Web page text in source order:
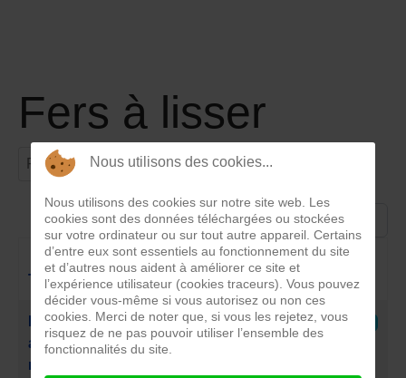
Fers à lisser
Filtrer par titre Filtre Effacer
Afficher #
Titre
Date de
publication
Clics
RCA 165 : Un fer à repasser
avec une semelle de fer à
repasser défaillante
13
Décembre
5378
Nous utilisons des cookies...
Nous utilisons des cookies sur notre site web. Les
cookies sont des données téléchargées ou stockées
sur votre ordinateur ou sur tout autre appareil. Certains
d’entre eux sont essentiels au fonctionnement du site
et d’autres nous aident à améliorer ce site et
l’expérience utilisateur (cookies traceurs). Vous pouvez
décider vous-même si vous autorisez ou non ces
cookies. Merci de noter que, si vous les rejetez, vous
risquez de ne pas pouvoir utiliser l’ensemble des
fonctionnalités du site.